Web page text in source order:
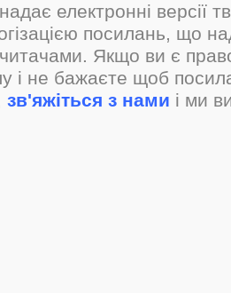
електронні версії
посилань, що
Якщо ви є
і не бажаєте щоб
зв'яжіться з нами і ми